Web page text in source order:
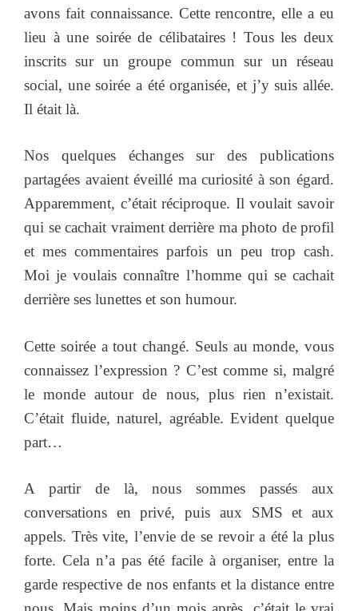
avons fait connaissance. Cette rencontre, elle a eu
lieu à une soirée de célibataires ! Tous les deux
inscrits sur un groupe commun sur un réseau
social, une soirée a été organisée, et j’y suis allée.
Il était là.
Nos quelques échanges sur des publications
partagées avaient éveillé ma curiosité à son égard.
Apparemment, c’était réciproque. Il voulait savoir
qui se cachait vraiment derrière ma photo de profil
et mes commentaires parfois un peu trop cash.
Moi je voulais connaître l’homme qui se cachait
derrière ses lunettes et son humour.
Cette soirée a tout changé. Seuls au monde, vous
connaissez l’expression ? C’est comme si, malgré
le monde autour de nous, plus rien n’existait.
C’était fluide, naturel, agréable. Evident quelque
part…
A partir de là, nous sommes passés aux
conversations en privé, puis aux SMS et aux
appels. Très vite, l’envie de se revoir a été la plus
forte. Cela n’a pas été facile à organiser, entre la
garde respective de nos enfants et la distance entre